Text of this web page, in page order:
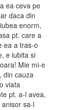
ea ceva pe
daca din
enorm,
pt. care a
ea a tras-o
e iubita si
Mie mi-e
din cauza
viata
pt. a-l avea,
sa-l